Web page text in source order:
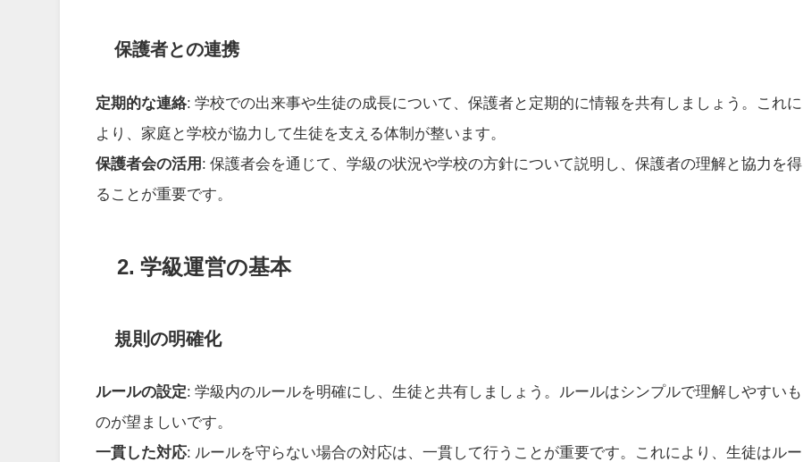
保護者との連携
定期的な連絡: 学校での出来事や生徒の成長について、保護者と定期的に情報を共有しましょう。これに
より、家庭と学校が協力して生徒を支える体制が整います。
保護者会の活用 : 保護者会を通じて、学級の状況や学校の方針について説明し、保護者の理解と協力を得
ることが重要です。
2. 学級運営の基本
規則の明確化
ルールの設定: 学級内のルールを明確にし、生徒と共有しましょう。ルールはシンプルで理解しやすいも
のが望ましいです。
一貫した対応: ルールを守らない場合の対応は、一貫して行うことが重要です。これにより、生徒はルー